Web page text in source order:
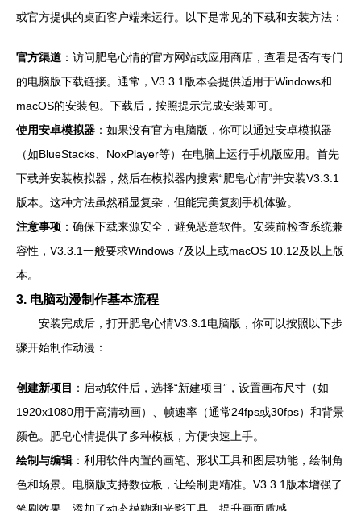
或官方提供的桌面客户端来运行。以下是常见的下载和安装方法：
官方渠道 ：访问肥皂心情的官方网站或应用商店，查看是否有专门
的电脑版下载链接。通常，V3.3.1版本会提供适用于Windows和
macOS的安装包。下载后，按照提示完成安装即可。
使用安卓模拟器 ：如果没有官方电脑版，你可以通过安卓模拟器
（如BlueStacks、NoxPlayer等）在电脑上运行手机版应用。首先
下载并安装模拟器，然后在模拟器内搜索“肥皂心情”并安装V3.3.1
版本。这种方法虽然稍显复杂，但能完美复刻手机体验。
注意事项 ：确保下载来源安全，避免恶意软件。安装前检查系统兼
容性，V3.3.1一般要求Windows 7及以上或macOS 10.12及以上版
本。
3. 电脑动漫制作基本流程
安装完成后，打开肥皂心情V3.3.1电脑版，你可以按照以下步
骤开始制作动漫：
创建新项目 ：启动软件后，选择“新建项目”，设置画布尺寸（如
1920x1080用于高清动画）、帧速率（通常24fps或30fps）和背景
颜色。肥皂心情提供了多种模板，方便快速上手。
绘制与编辑 ：利用软件内置的画笔、形状工具和图层功能，绘制角
色和场景。电脑版支持数位板，让绘制更精准。V3.3.1版本增强了